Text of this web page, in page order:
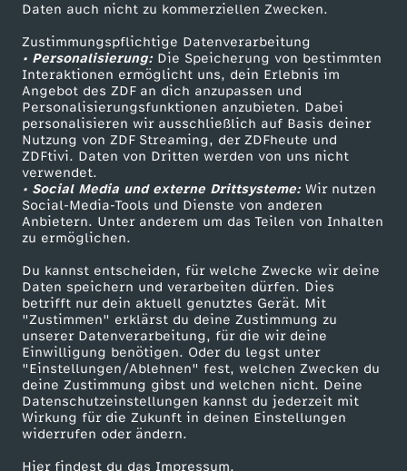
Daten auch nicht zu kommerziellen Zwecken.
Zustimmungspflichtige Datenverarbeitung
• Personalisierung:Die Speicherung von bestimmten
Interaktionen ermöglicht uns, dein Erlebnis im
Angebot des ZDF an dich anzupassen und
Personalisierungsfunktionen anzubieten. Dabei
personalisieren wir ausschließlich auf Basis deiner
Nutzung von ZDF Streaming, der ZDFheute und
ZDFtivi. Daten von Dritten werden von uns nicht
verwendet.
• Social Media und externe Drittsysteme:Wir nutzen
Social-Media-Tools und Dienste von anderen
Anbietern. Unter anderem um das Teilen von Inhalten
zu ermöglichen.
Du kannst entscheiden, für welche Zwecke wir deine
Daten speichern und verarbeiten dürfen. Dies
betrifft nur dein aktuell genutztes Gerät. Mit
"Zustimmen" erklärst du deine Zustimmung zu
unserer Datenverarbeitung, für die wir deine
Einwilligung benötigen. Oder du legst unter
"Einstellungen/Ablehnen" fest, welchen Zwecken du
deine Zustimmung gibst und welchen nicht. Deine
Datenschutzeinstellungen kannst du jederzeit mit
Wirkung für die Zukunft in deinen Einstellungen
widerrufen oder ändern.
Hier findest du das Impressum.
ZDFtext
Livestreams
Sendungen A-Z
TV-Programm
Tickets
Zuschauerservice
Hilfe
ZDF Unternehmen
Karriere
ZDF goes Schule
Werbefernsehen
Mainzelmännchen